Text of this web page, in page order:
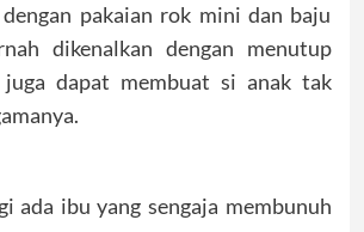
pakaian rok mini dan baju
dikenalkan dengan menutup
dapat membuat si anak tak
ada ibu yang sengaja membunuh